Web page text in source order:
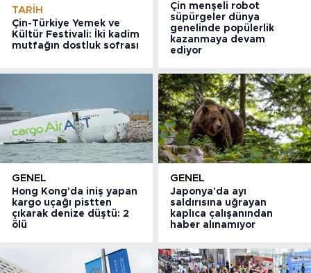
TARIH
Çin-Türkiye Yemek ve
Kültür Festivali: İki kadim
mutfağın dostluk sofrası
Çin menşeli robot
süpürgeler dünya
genelinde popülerlik
kazanmaya devam
ediyor
GENEL
Hong Kong'da iniş yapan
kargo uçağı pistten
çıkarak denize düştü: 2
ölü
GENEL
Japonya'da ayı
saldırısına uğrayan
kaplıca çalışanından
haber alınamıyor